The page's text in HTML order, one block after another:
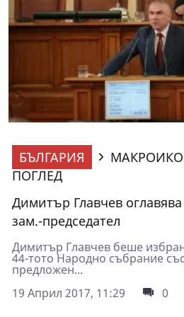
БЪЛГАРИЯ
ПОГЛЕД
Димитър Главчев
зам.-председател
Димитър Главчев беше
44-тото Народно събрание
предложен...
19 Април 2017, 11:29
0